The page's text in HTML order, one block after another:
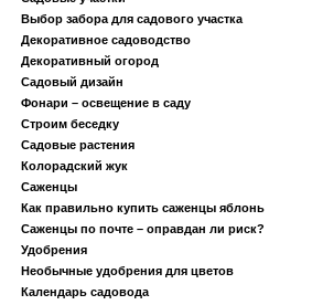
Выбор забора для садового участка
Декоративное садоводство
Декоративный огород
Садовый дизайн
Фонари – освещение в саду
Строим беседку
Садовые растения
Колорадский жук
Саженцы
Как правильно купить саженцы яблонь
Саженцы по почте – оправдан ли риск?
Удобрения
Необычные удобрения для цветов
Календарь садовода